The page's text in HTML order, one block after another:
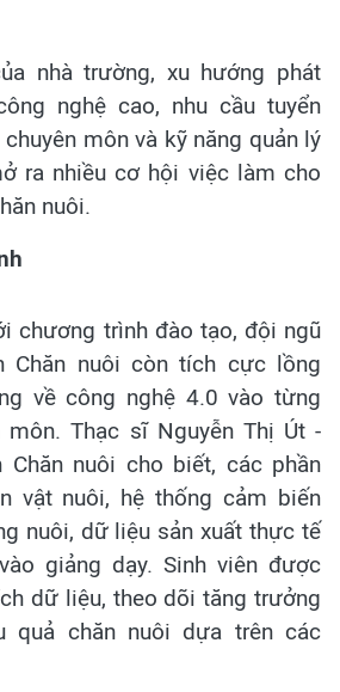
nhà trường, xu hướng phát
nghệ cao, nhu cầu tuyển
môn và kỹ năng quản lý
ra nhiều cơ hội việc làm cho
nuôi.
chương trình đào tạo, đội ngũ
Chăn nuôi còn tích cực lồng
về công nghệ 4.0 vào từng
môn. Thạc sĩ Nguyễn Thị Út -
Chăn nuôi cho biết, các phần
vật nuôi, hệ thống cảm biến
nuôi, dữ liệu sản xuất thực tế
giảng dạy. Sinh viên được
dữ liệu, theo dõi tăng trưởng
quả chăn nuôi dựa trên các